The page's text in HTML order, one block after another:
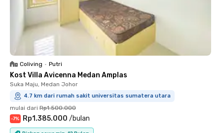
Coliving • Putri
Kost Villa Avicenna Medan Amplas
Suka Maju, Medan Johor
4.7 km dari rumah sakit universitas sumatera utara
mulai dari Rp1.500.000
-7% Rp1.385.000 /bulan